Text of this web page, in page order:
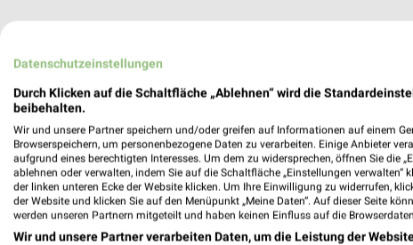
Angermaier Filialen & Öffnungszeiten für
Apollo Prospekte und Angebote für
Datenschutzeinstellungen
Durch Klicken auf die Schaltfläche „Ablehnen“ wird die
beibehalten.
Wir und unsere Partner speichern und/oder greifen auf Informationen auf einem
Browserspeichern, um personenbezogene Daten zu verarbeiten. Einige Anbieter
aufgrund eines berechtigten Interesses. Um dem zu widersprechen, öffnen Sie die
ablehnen oder verwalten, indem Sie auf die Schaltfläche „Einstellungen
der linken unteren Ecke der Website klicken. Um Ihre Einwilligung zu widerrufen,
der Website und klicken Sie auf den Menüpunkt „Meine Daten“. Auf dieser Seite
werden unseren Partnern mitgeteilt und haben keinen Einfluss auf die
Wir und unsere Partner verarbeiten Daten, um die Leistung der